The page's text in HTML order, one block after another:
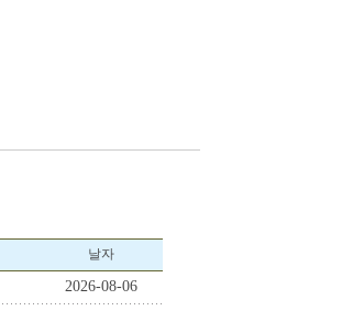
날자
2026-08-06